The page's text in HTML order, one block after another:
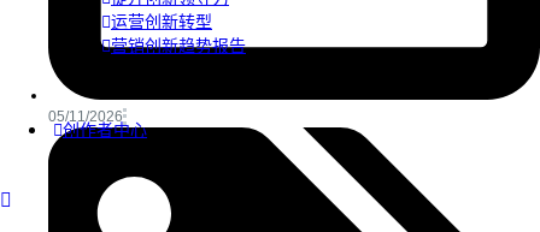
运营创新转型
营销创新趋势报告
创作者中心
05/11/2026